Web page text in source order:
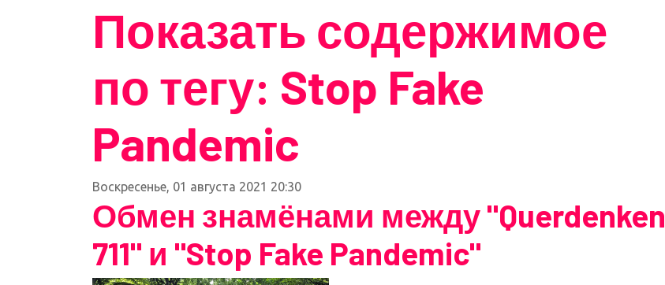
Показать содержимое
по тегу: Stop Fake
Pandemic
Воскресенье, 01 августа 2021 20:30
Обмен знамёнами между "Querdenken
711" и "Stop Fake Pandemic"